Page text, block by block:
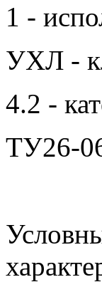
1 -
УХЛ -
4.2 -
ТУ26-